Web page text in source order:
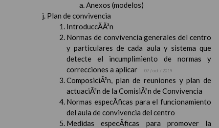
Anexos (modelos)
Plan de convivencia
IntroduccÃ­Ã³n
Normas de convivencia generales del centro
y particulares de cada aula y sistema que
detecte el incumplimiento de normas y
correcciones a aplicar
07 / oct / 2019
ComposiciÃ³n, plan de reuniones y plan de
actuaciÃ³n de la ComisiÃ³n de Convivencia
Normas especÃ­ficas para el funcionamiento
del aula de convivencia del centro
Medidas especÃ­ficas para promover la